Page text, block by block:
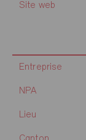
Site web
Entreprise
NPA
Lieu